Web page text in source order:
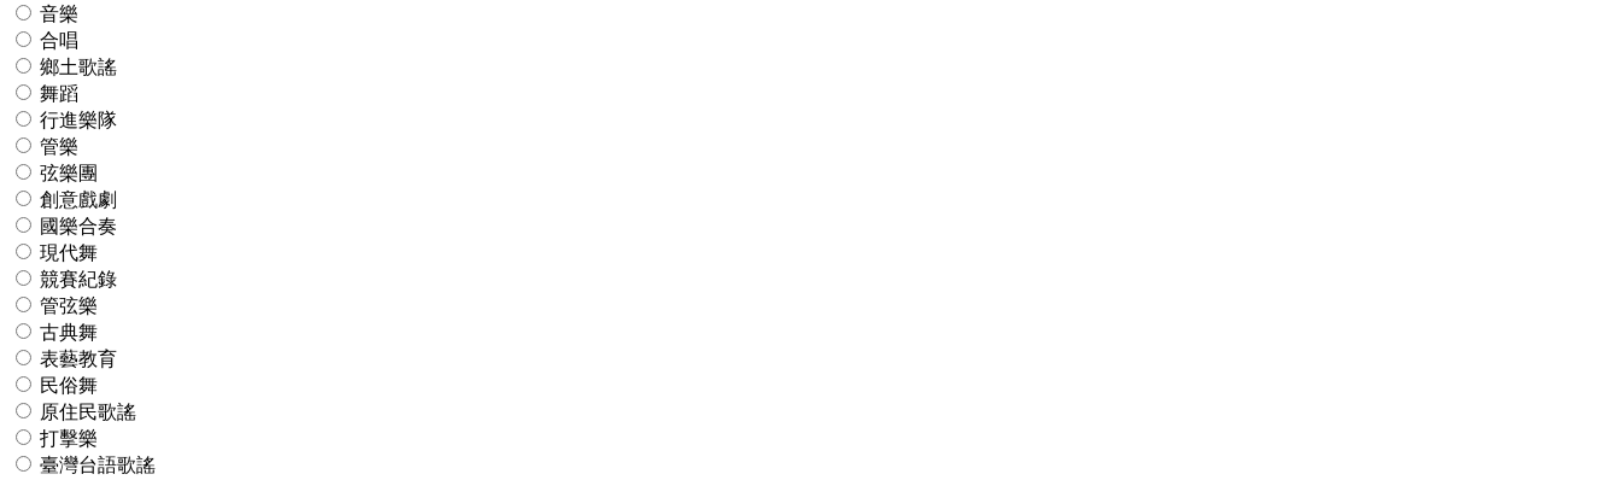
音樂
合唱
鄉土歌謠
舞蹈
行進樂隊
管樂
弦樂團
創意戲劇
國樂合奏
現代舞
競賽紀錄
管弦樂
古典舞
表藝教育
民俗舞
原住民歌謠
打擊樂
臺灣台語歌謠